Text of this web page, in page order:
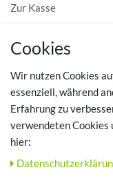
Zur Kasse
MEIN KONTO
TOP SCHUHTHEMEN
Hausschuhe -
Cookies
Wir nutzen Cookies
essenziell, während
Erfahrung zu
verwendeten Cookies
hier: